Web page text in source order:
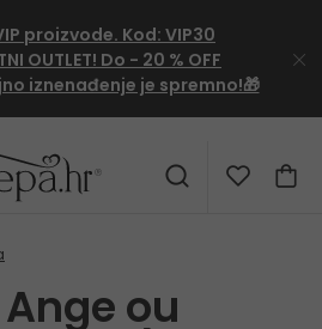
proizvode. Kod: VIP30
OUTLET! Do - 20 % OFF
iznenađenje je spremno!🎁
ou